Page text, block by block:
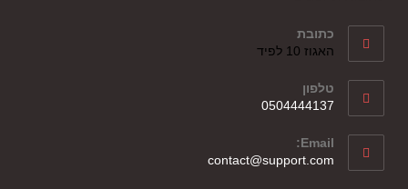
כתובת
האגוז 10 לפיד
טלפון
0504444137
Email:
contact@support.com